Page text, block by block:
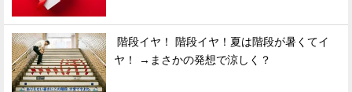
階段イヤ！ 階段イヤ！夏は階段が暑くてイ
ヤ！ →まさかの発想で涼しく？